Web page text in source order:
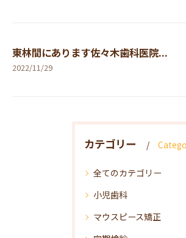
東林間にあります佐々木歯科医院...
2022/11/29
カテゴリー
全てのカテゴリー
小児歯科
マウスピース矯正